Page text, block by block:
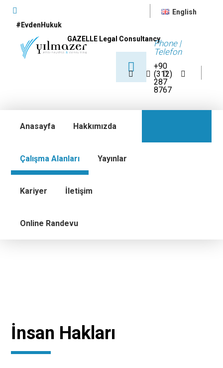
#EvdenHukuk
English
GAZELLE Legal ConsultancyPhone |
Telefon
+90
(312)
287
8767
Anasayfa Hakkımızda
Çalışma Alanları Yayınlar
Kariyer İletişim
Online Randevu
İnsan Hakları